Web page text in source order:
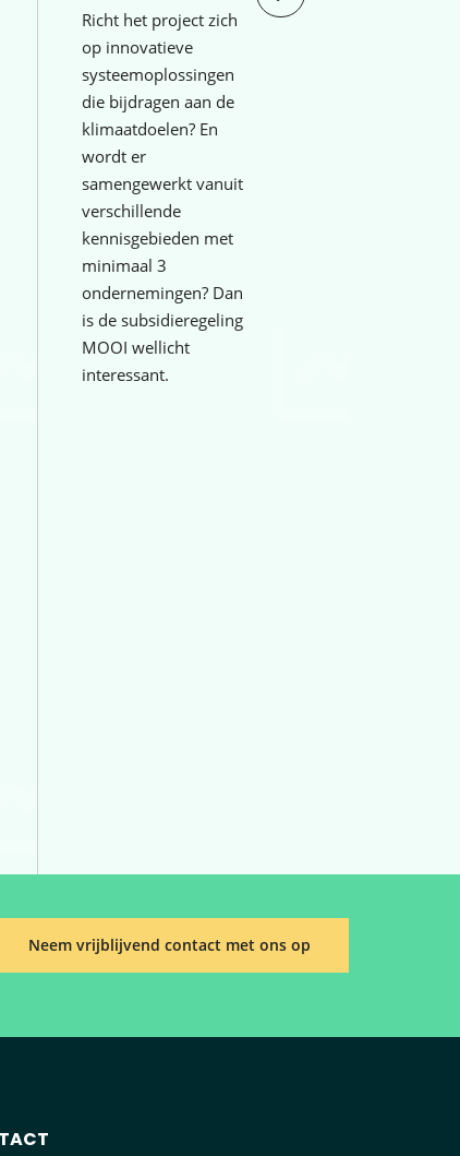
Richt het project zich
op innovatieve
systeemoplossingen
die bijdragen aan de
klimaatdoelen? En
wordt er
samengewerkt vanuit
verschillende
kennisgebieden met
minimaal 3
ondernemingen? Dan
is de subsidieregeling
MOOI wellicht
interessant.
Neem vrijblijvend contact met ons op